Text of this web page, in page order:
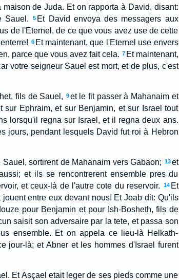
de Juda. Et on rapporta à David, disant:
Sauel.
5 Et David envoya des messagers aux
de l'Eternel, de ce que vous avez use de cette
6 Et maintenant, que l'Eternel use envers
parce que vous avez fait cela. 7 Et maintenant,
votre seigneur Sauel est mort, et de plus, c'est
fils de Sauel, 9et le fit passer à Mahanaim et
sur Ephraim, et sur Benjamin, et sur Israel tout
lorsqu'il regna sur Israel, et il regna deux ans.
jours, pendant lesquels David fut roi à Hebron
sortirent de Mahanaim vers Gabaon; 13 et
et ils se rencontrerent ensemble pres du
et ceux-là de l'autre cote du reservoir.
14 Et
entre eux devant nous! Et Joab dit: Qu'ils
pour Benjamin et pour Ish-Bosheth, fils de
saisit son adversaire par la tete, et passa son
ensemble. Et on appela ce lieu-là Helkath-
jour-là; et Abner et les hommes d'Israel furent
Et Asçael etait leger de ses pieds comme une